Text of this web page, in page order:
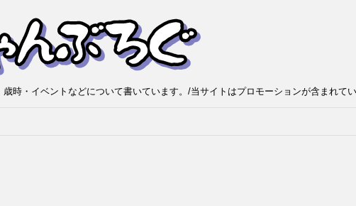
時・イベントなどについて書いています。/当サイトはプロモーションが含まれて